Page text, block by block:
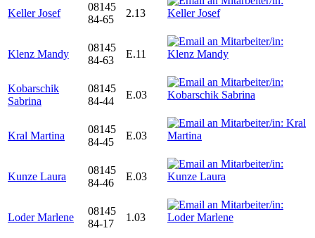
Keller Josef
08145
84-65
2.13
Klenz Mandy
08145
84-63
E.11
Kobarschik
Sabrina
08145
84-44
E.03
Kral Martina
08145
84-45
E.03
Kunze Laura
08145
84-46
E.03
Loder Marlene
08145
84-17
1.03